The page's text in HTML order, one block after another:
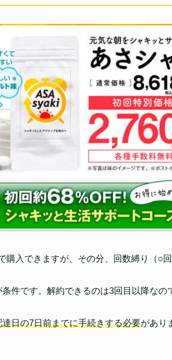
購入できますが、その分、回数縛り（○
件です。解約できるのは3回目以降なの
達日の7日前までに手続きする必要があり